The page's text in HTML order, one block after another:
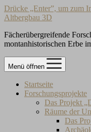
Drücke „Enter”, um zum
Altbergbau 3D
Fächerübergreifende
montanhistorischen Erbe
Menü öffnen
Startseite
Forschungsprojekte
Das Projekt
Räume der
Das